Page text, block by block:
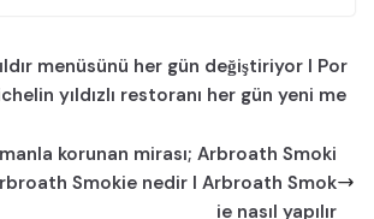
menüsünü her gün değiştiriyor I Por
yıldızlı restoranı her gün yeni me
korunan mirası; Arbroath Smoki
Smokie nedir I Arbroath Smok
ie nasıl yapılır